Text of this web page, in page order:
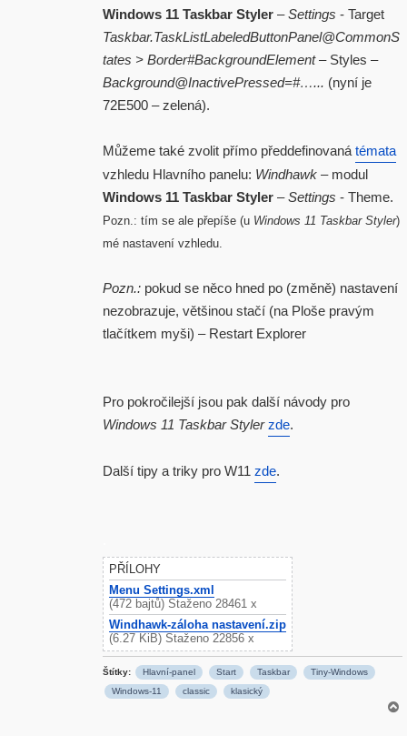
Windows 11 Taskbar Styler–Settings - Target
Taskbar.TaskListLabeledButtonPanel@CommonS
tates > Border#BackgroundElement– Styles –
Background@InactivePressed=#…... (nyní je
72E500 – zelená).
Můžeme také zvolit přímo předdefinovaná témata
vzhledu Hlavního panelu: Windhawk– modul
Windows 11 Taskbar Styler–Settings - Theme.
Pozn.: tím se ale přepíše (u Windows 11 Taskbar Styler)
mé nastavení vzhledu.
Pozn.:pokud se něco hned po (změně) nastavení
nezobrazuje, většinou stačí (na Ploše pravým
tlačítkem myši) – Restart Explorer
Pro pokročilejší jsou pak další návody pro
Windows 11 Taskbar Styler zde.
Další tipy a triky pro W11 zde.
PŘÍLOHY
Menu Settings.xml
(472 bajtů) Staženo 28461 x
Windhawk-záloha nastavení.zip
(6.27 KiB) Staženo 22856 x
Štítky: Hlavní-panel Start Taskbar
Tiny-Windows
Windows-11
classic klasický